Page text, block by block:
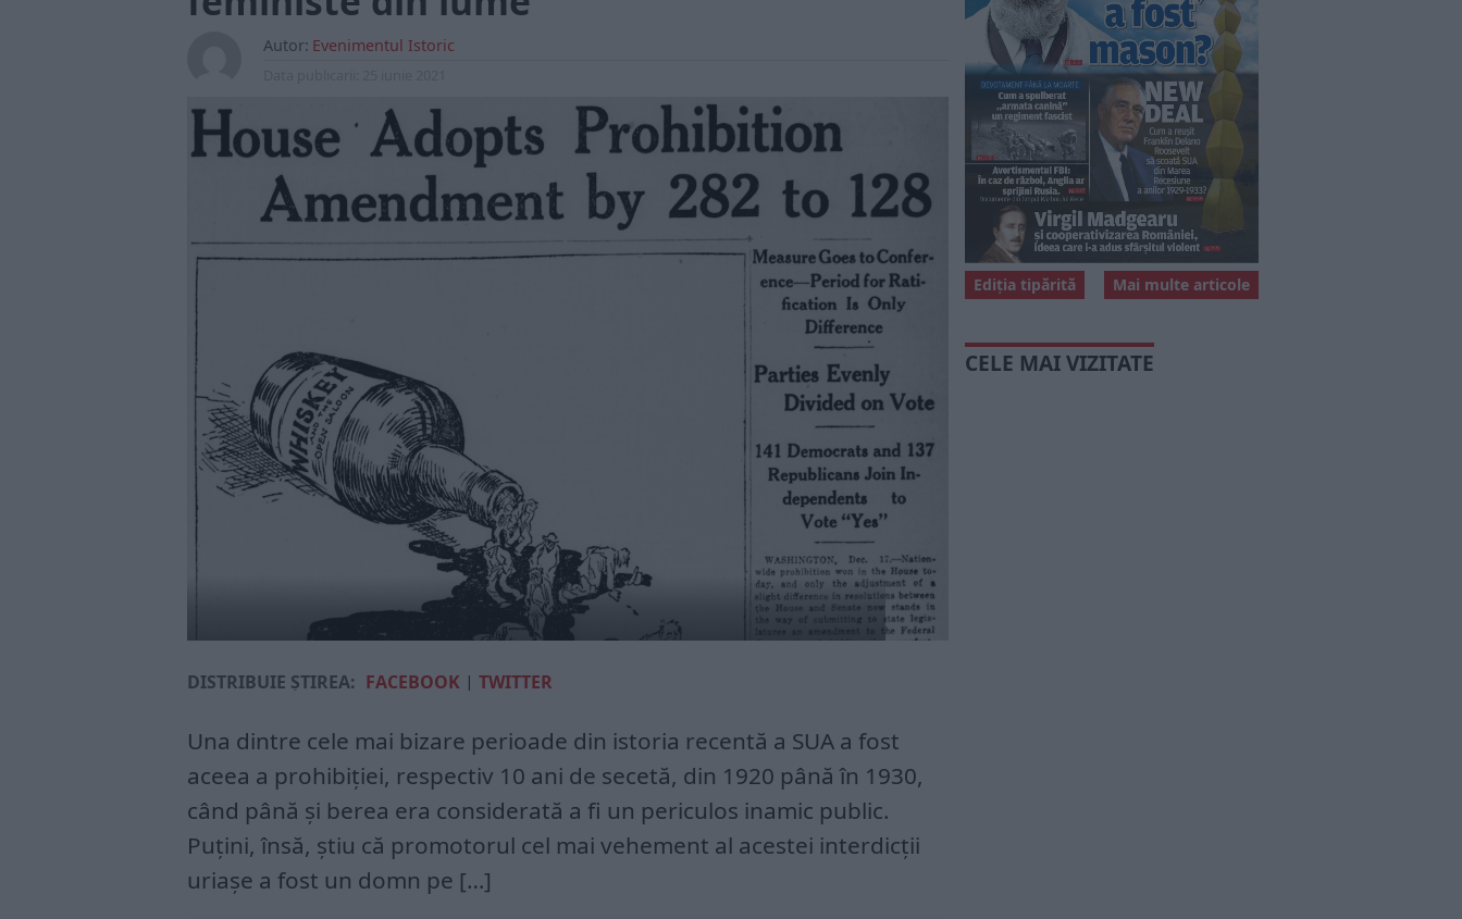
Autor: Evenimentul Istoric
DISTRIBUIE ȘTIREA: FACEBOOK | TWITTER
Una dintre cele mai bizare perioade din istoria recentă a SUA a fost
aceea a prohibiției, respectiv 10 ani de secetă, din 1920 până în 1930,
când până și berea era considerată a fi un periculos inamic public.
Puțini, însă, știu că promotorul cel mai vehement al acestei interdicții
uriașe a fost un domn pe […]
Mai multe articole
Ediția tipărită
CELE MAI VIZITATE